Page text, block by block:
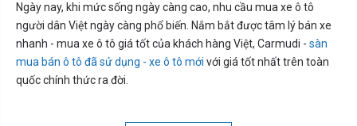
Ngày nay, khi mức sống ngày càng cao, nhu cầu mua xe ô tô
người dân Việt ngày càng phổ biến. Nắm bắt được tâm lý bán xe
nhanh - mua xe ô tô giá tốt của khách hàng Việt, Carmudi - sàn
mua bán ô tô đã sử dụng - xe ô tô mới với giá tốt nhất trên toàn
quốc chính thức ra đời.